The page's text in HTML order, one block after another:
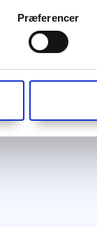
Præferencer